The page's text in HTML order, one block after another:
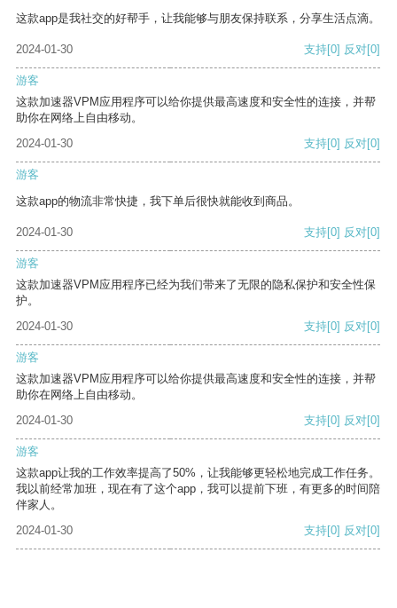
这款app是我社交的好帮手，让我能够与朋友保持联系，分享生活点滴。
2024-01-30 支持[0] 反对[0]
游客
这款加速器VPM应用程序可以给你提供最高速度和安全性的连接，并帮
助你在网络上自由移动。
2024-01-30
支持[0] 反对[0]
游客
这款app的物流非常快捷，我下单后很快就能收到商品。
2024-01-30 支持[0] 反对[0]
游客
这款加速器VPM应用程序已经为我们带来了无限的隐私保护和安全性保
护。
2024-01-30
支持[0] 反对[0]
游客
这款加速器VPM应用程序可以给你提供最高速度和安全性的连接，并帮
助你在网络上自由移动。
2024-01-30
支持[0] 反对[0]
游客
这款app让我的工作效率提高了50%，让我能够更轻松地完成工作任务。
我以前经常加班，现在有了这个app，我可以提前下班，有更多的时间陪
伴家人。
2024-01-30
支持[0] 反对[0]